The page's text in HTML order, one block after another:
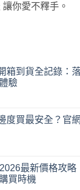
你愛不釋手。
箱到貨全記錄：
驗
度買最安全？官
最新價格攻略
買時機